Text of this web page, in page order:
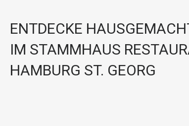
ENTDECKE
IM STAMMHAUS
HAMBURG ST. GEORG